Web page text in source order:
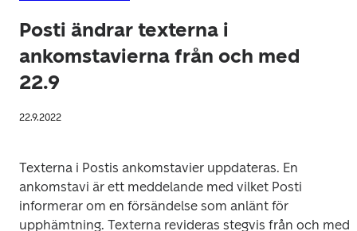
Posti ändrar texterna i
ankomstavierna från och med
22.9
22.9.2022
Texterna i Postis ankomstavier uppdateras. En
ankomstavi är ett meddelande med vilket Posti
informerar om en försändelse som anlänt för
upphämtning. Texterna revideras stegvis från och med